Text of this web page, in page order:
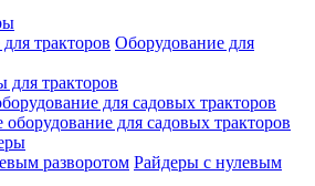
Оборудование для
для тракторов
для садовых тракторов
для садовых тракторов
Райдеры с нулевым